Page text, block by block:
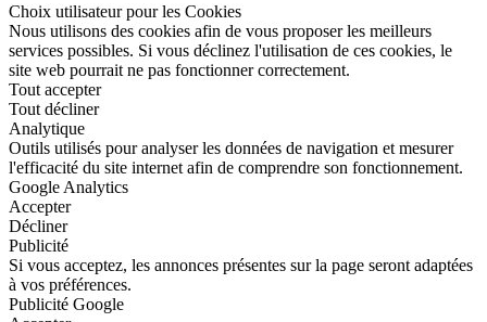
Choix utilisateur pour les Cookies
Nous utilisons des cookies afin de vous proposer les meilleurs
services possibles. Si vous déclinez l'utilisation de ces cookies, le
site web pourrait ne pas fonctionner correctement.
Tout accepter
Tout décliner
Analytique
Outils utilisés pour analyser les données de navigation et mesurer
l'efficacité du site internet afin de comprendre son fonctionnement.
Google Analytics
Accepter
Décliner
Publicité
Si vous acceptez, les annonces présentes sur la page seront adaptées
à vos préférences.
Publicité Google